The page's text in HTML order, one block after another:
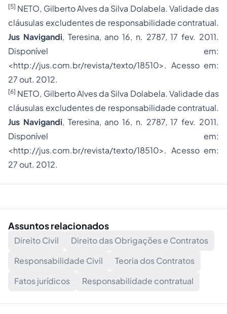
[5] NETO, Gilberto Alves da Silva Dolabela. Validade das
cláusulas excludentes de responsabilidade contratual.
Jus Navigandi, Teresina, ano 16, n. 2787, 17 fev. 2011.
Disponível em:
<http://jus.com.br/revista/texto/18510>. Acesso em:
27 out. 2012.
[6] NETO, Gilberto Alves da Silva Dolabela. Validade das
cláusulas excludentes de responsabilidade contratual.
Jus Navigandi, Teresina, ano 16, n. 2787, 17 fev. 2011.
Disponível em:
<http://jus.com.br/revista/texto/18510>. Acesso em:
27 out. 2012.
Assuntos relacionados
Direito Civil
Direito das Obrigações e Contratos
Responsabilidade Civil
Teoria dos Contratos
Fatos jurídicos
Responsabilidade contratual